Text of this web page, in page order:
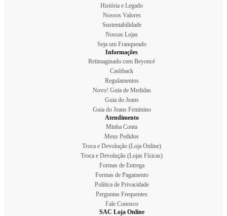
História e Legado
Nossos Valores
Sustentabilidade
Nossas Lojas
Seja um Franqueado
Informações
Reiimaginado com Beyoncé
Cashback
Regulamentos
Novo! Guia de Medidas
Guia do Jeans
Guia do Jeans Feminino
Atendimento
Minha Conta
Meus Pedidos
Troca e Devolução (Loja Online)
Troca e Devolução (Lojas Físicas)
Formas de Entrega
Formas de Pagamento
Política de Privacidade
Perguntas Frequentes
Fale Conosco
SAC Loja Online